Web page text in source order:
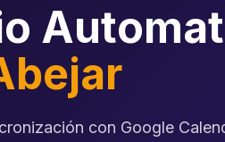
con Google